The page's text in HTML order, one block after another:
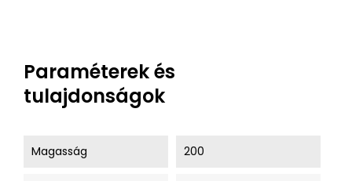
Paraméterek és
tulajdonságok
Magasság 200